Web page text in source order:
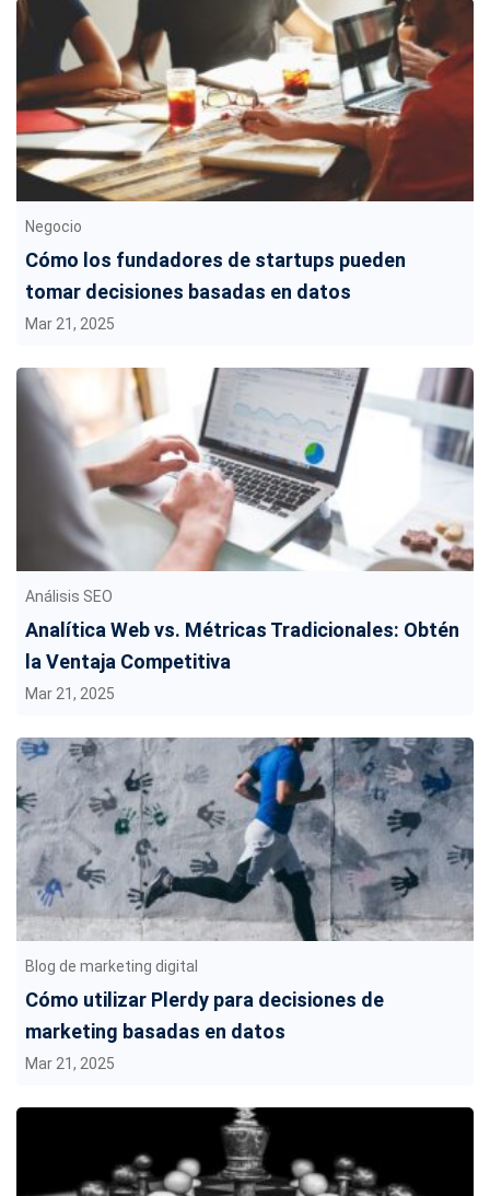
Negocio
Cómo los fundadores de startups pueden
tomar decisiones basadas en datos
Mar 21, 2025
Análisis SEO
Analítica Web vs. Métricas Tradicionales: Obtén
la Ventaja Competitiva
Mar 21, 2025
Blog de marketing digital
Cómo utilizar Plerdy para decisiones de
marketing basadas en datos
Mar 21, 2025